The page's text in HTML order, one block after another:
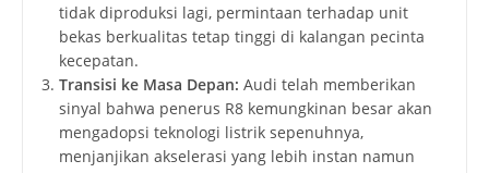
tidak diproduksi lagi, permintaan terhadap unit
bekas berkualitas tetap tinggi di kalangan pecinta
kecepatan.
Transisi ke Masa Depan: Audi telah memberikan
sinyal bahwa penerus R8 kemungkinan besar akan
mengadopsi teknologi listrik sepenuhnya,
menjanjikan akselerasi yang lebih instan namun